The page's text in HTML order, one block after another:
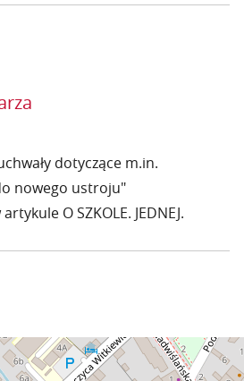
dotyczące m.in.
nowego ustroju"
O SZKOLE. JEDNEJ.